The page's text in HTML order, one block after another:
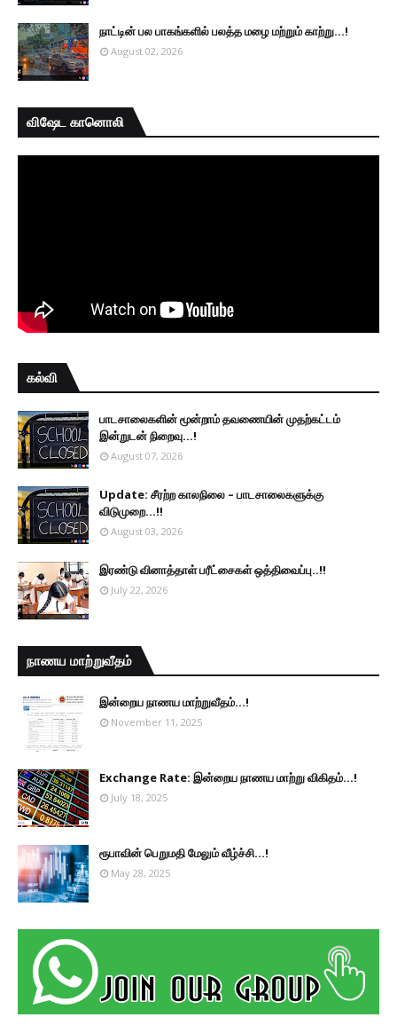
நாட்டின் பல பாகங்களில் பலத்த மழை மற்றும் காற்று...!
August 02, 2026
விஷேட கானொலி
கல்வி
பாடசாலைகளின் மூன்றாம் தவணையின் முதற்கட்டம்
இன்றுடன் நிறைவு...!
August 07, 2026
Update: சீரற்ற காலநிலை – பாடசாலைகளுக்கு
விடுமுறை...!!
August 03, 2026
இரண்டு வினாத்தாள் பரீட்சைகள் ஒத்திவைப்பு..!!
July 22, 2026
நாணய மாற்றுவீதம்
இன்றைய நாணய மாற்றுவீதம்...!
November 11, 2025
Exchange Rate: இன்றைய நாணய மாற்று விகிதம்...!
July 18, 2025
ரூபாவின் பெறுமதி மேலும் வீழ்ச்சி...!
May 28, 2025